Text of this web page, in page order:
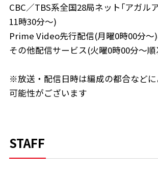
CBC／TBS系全国28局ネット｢アガル
11時30分～)
Prime Video先行配信(月曜0時00分～)
その他配信サービス(火曜0時00分～順
※放送・配信日時は編成の都合など
可能性がございます
STAFF